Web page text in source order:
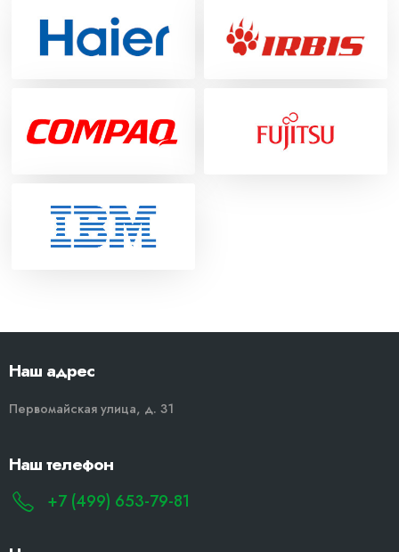
Наш адрес
Первомайская улица, д. 31
Наш телефон
+7 (499) 653-79-81